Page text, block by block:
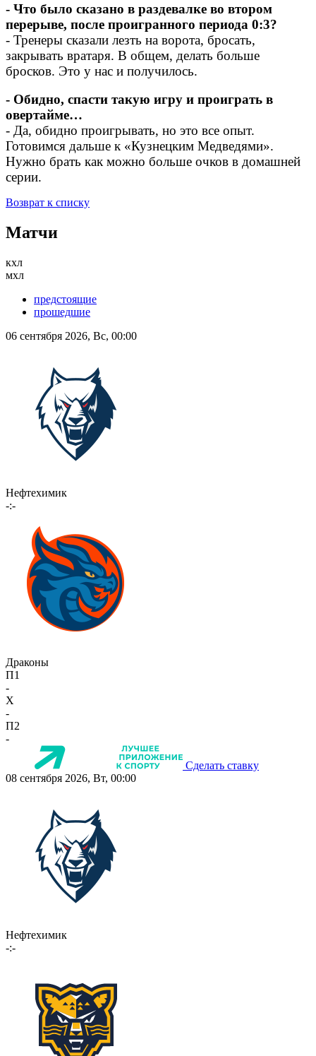
- Что было сказано в раздевалке во втором
перерыве, после проигранного периода 0:3?
- Тренеры сказали лезть на ворота, бросать,
закрывать вратаря. В общем, делать больше
бросков. Это у нас и получилось.
- Обидно, спасти такую игру и проиграть в
овертайме…
- Да, обидно проигрывать, но это все опыт.
Готовимся дальше к «Кузнецким Медведями».
Нужно брать как можно больше очков в домашней
серии.
Возврат к списку
Матчи
кхл
мхл
предстоящие
прошедшие
06 сентября 2026, Вс, 00:00
Нефтехимик
-:-
Драконы
П1
-
X
-
П2
-
Сделать ставку
08 сентября 2026, Вт, 00:00
Нефтехимик
-:-